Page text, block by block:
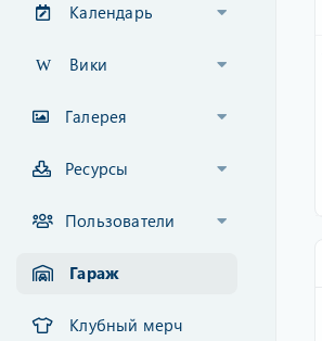
Календарь
Вики
Галерея
Ресурсы
Пользователи
Гараж
Клубный мерч